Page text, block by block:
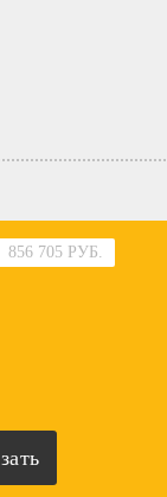
856 705 РУБ.